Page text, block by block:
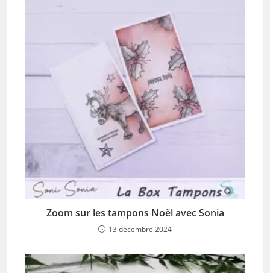
Zoom sur les tampons Noël avec Sonia
13 décembre 2024